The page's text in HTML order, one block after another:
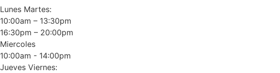
Lunes Martes:
10:00am – 13:30pm
16:30pm – 20:00pm
Miercoles
10:00am - 14:00pm
Jueves Viernes: